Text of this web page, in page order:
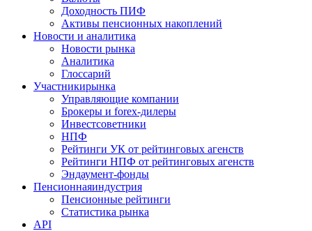
Доходность ПИФ
Активы пенсионных накоплений
Новости и аналитика
Новости рынка
Аналитика
Глоссарий
Участникирынка
Управляющие компании
Брокеры и forex-дилеры
Инвестсоветники
НПФ
Рейтинги УК от рейтинговых агенств
Рейтинги НПФ от рейтинговых агенств
Эндаумент-фонды
Пенсионнаяиндустрия
Пенсионные рейтинги
Статистика рынка
API